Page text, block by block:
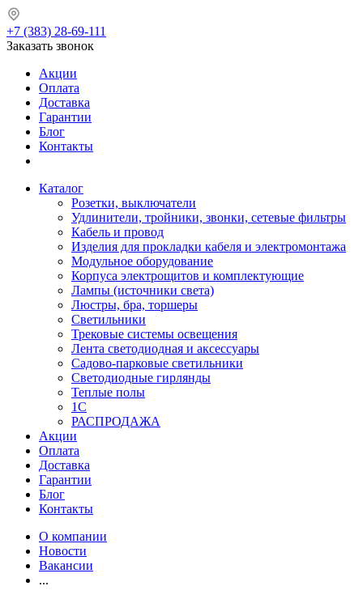
+7 (383) 28-69-111
Заказать звонок
Акции
Оплата
Доставка
Гарантии
Блог
Контакты
Каталог
Розетки, выключатели
Удлинители, тройники, звонки, сетевые фильтры
Кабель и провод
Изделия для прокладки кабеля и электромонтажа
Модульное оборудование
Корпуса электрощитов и комплектующие
Лампы (источники света)
Люстры, бра, торшеры
Светильники
Трековые системы освещения
Лента светодиодная и аксессуары
Садово-парковые светильники
Светодиодные гирлянды
Теплые полы
1С
РАСПРОДАЖА
Акции
Оплата
Доставка
Гарантии
Блог
Контакты
О компании
Новости
Вакансии
...